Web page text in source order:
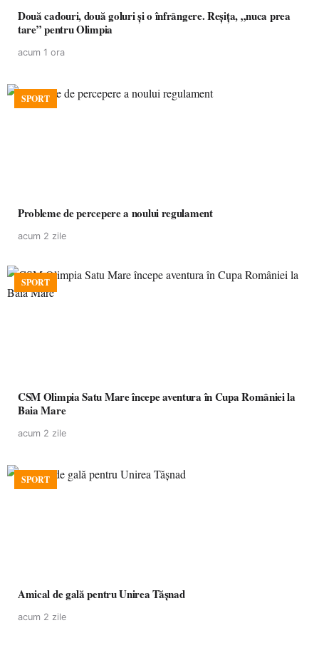
Două cadouri, două goluri și o înfrângere. Reșița, „nuca prea
tare” pentru Olimpia
acum 1 ora
SPORT
Probleme de percepere a noului regulament
acum 2 zile
SPORT
CSM Olimpia Satu Mare începe aventura în Cupa României la
Baia Mare
acum 2 zile
SPORT
Amical de gală pentru Unirea Tășnad
acum 2 zile